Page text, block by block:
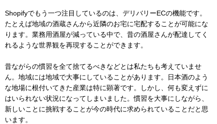
Shopifyでもう一つ注目しているのは、デリバリーECの機能です。
たとえば地域の酒蔵さんから近隣のお宅に宅配することが可能にな
ります。業務用酒屋が減っている中で、昔の酒屋さんが配達してく
れるような世界観を再現することができます。
昔ながらの慣習を全て捨てるべきなどとは私たちも考えていませ
ん。地域には地域で大事にしていることがあります。日本酒のよう
な地場に根付いてきた産業は特に顕著です。しかし、何も変えずに
はいられない状況になってしまいました。慣習を大事にしながら、
新しいことに挑戦することが今の時代に求められていることだと思
います。